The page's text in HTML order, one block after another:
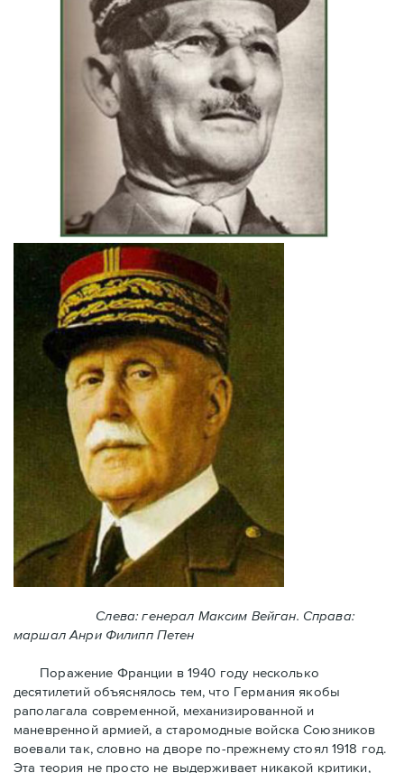
Слева: генерал Максим Вейган. Справа:
маршал Анри Филипп Петен
Поражение Франции в 1940 году несколько
десятилетий объяснялось тем, что Германия якобы
раполагала современной, механизированной и
маневренной армией, а старомодные войска Союзников
воевали так, словно на дворе по-прежнему стоял 1918 год.
Эта теория не просто не выдерживает никакой критики,